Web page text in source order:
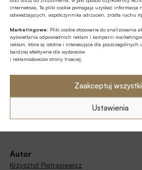
internetową. Te pliki cookie pomagają uzyskać informacje
odwiedzających, współczynnika odrzuceń, źródła ruchu
Marketingowe: Pliki cookie stosowane do analizowania
wyświetlania odpowiednich reklam i kampanii
reklam, które są istotne i interesujące dla poszczególnych
bardziej efektywne dla wydawców
i reklamodawców strony trzeciej.
Zaakceptuj
Ustawienia
Autor
Krzysztof Pietrasiewicz